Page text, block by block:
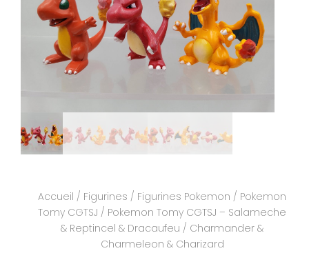
Accueil / Figurines / Figurines Pokemon / Pokemon
Tomy CGTSJ / Pokemon Tomy CGTSJ – Salameche
& Reptincel & Dracaufeu / Charmander &
Charmeleon & Charizard